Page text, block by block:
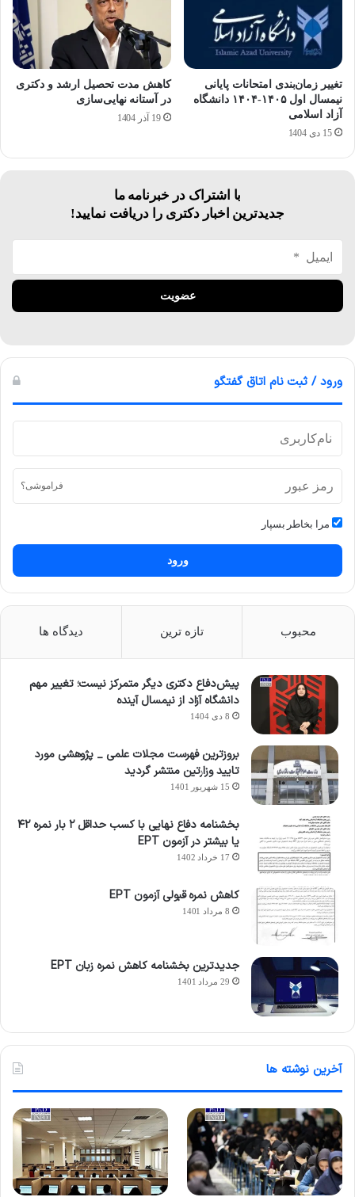
تغییر زمان‌بندی امتحانات پایانی
نیمسال اول ۱۴۰۵-۱۴۰۴ دانشگاه
آزاد اسلامی
15 دی 1404
کاهش مدت تحصیل ارشد و دکتری
در آستانه نهایی‌سازی
19 آذر 1404
با اشتراک در خبرنامه ما
جدیدترین اخبار دکتری را دریافت نمایید!
ورود / ثبت نام اتاق گفتگو
فراموشی؟
مرا بخاطر بسپار
ورود
محبوب تازه ترین دیدگاه ها
پیش‌دفاع دکتری دیگر متمرکز نیست؛ تغییر مهم
دانشگاه آزاد از نیمسال آینده
8 دی 1404
بروزترین فهرست مجلات علمی _ پژوهشی مورد
تایید وزارتین منتشر گردید
15 شهریور 1401
بخشنامه دفاع نهایی با کسب حداقل ۲ بار نمره ۴۲
یا بیشتر در آزمون EPT
17 خرداد 1402
کاهش نمره قبولی آزمون EPT
8 مرداد 1401
جدیدترین بخشنامه کاهش نمره زبان EPT
29 مرداد 1401
آخرین نوشته ها